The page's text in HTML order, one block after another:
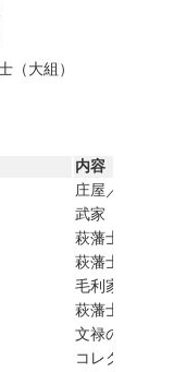
（大組）
内容
庄屋／畔頭（
武家
萩藩士（大組）
萩藩士(遠近付)
毛利家家臣／
萩藩士／長井雅
文禄の役／赤間
コレクション（